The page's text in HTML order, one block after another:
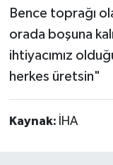
Bence toprağı
orada boşuna
ihtiyacımız
herkes üretsin"
Kaynak: İHA